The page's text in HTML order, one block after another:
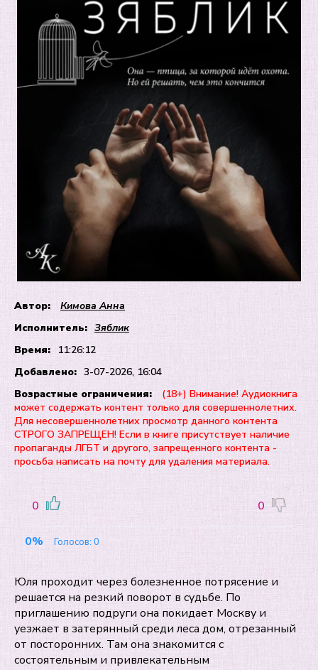
Автор:
Кимова Анна
Исполнитель: Зяблик
Время:
11:26:12
Добавлено: 3-07-2026, 16:04
Возрастные ограничения:
(18+) Внимание! Аудиокнига
может содержать контент только для совершеннолетних.
Для несовершеннолетних просмотр данного контента
СТРОГО ЗАПРЕЩЕН! Если в книге присутствует наличие
пропаганды ЛГБТ и другого, запрещенного контента -
просьба написать на почту для удаления материала.
0 0
0% Голосов: 0
Юля проходит через болезненное потрясение и
решается на резкий поворот в судьбе. По
приглашению подруги она покидает Москву и
уезжает в затерянный среди леса дом, отрезанный
от посторонних. Там она знакомится с
состоятельным и привлекательным